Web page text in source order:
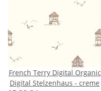
French Terry Digital Organic
Digital Stelzenhaus - creme